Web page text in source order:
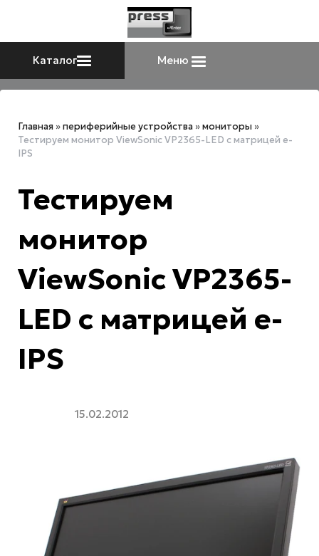
Каталог Меню
Главная »периферийные устройства »мониторы »
Тестируем монитор ViewSonic VP2365-LED с матрицей e-
IPS
Тестируем
монитор
ViewSonic VP2365-
LED с матрицей e-
IPS
15.02.2012